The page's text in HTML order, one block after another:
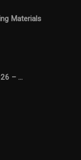
Materials
– ...